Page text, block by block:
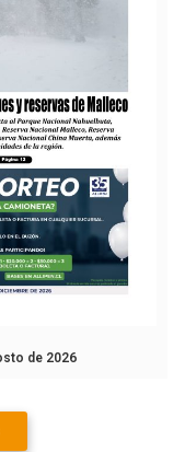
de 2026